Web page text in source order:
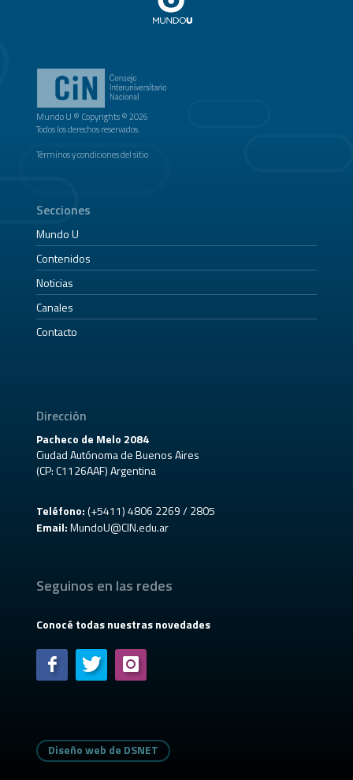
Mundo U ® Copyrights © 2026
Todos los derechos reservados.
Términos y condiciones del sitio
Secciones
Mundo U
Contenidos
Noticias
Canales
Contacto
Dirección
Pacheco de Melo 2084
Ciudad Autónoma de Buenos Aires
(CP: C1126AAF) Argentina
Teléfono:(+5411) 4806 2269 / 2805
Email: MundoU@CIN.edu.ar
Seguinos en las redes
Conocé todas nuestras novedades
Diseño web de DSNET